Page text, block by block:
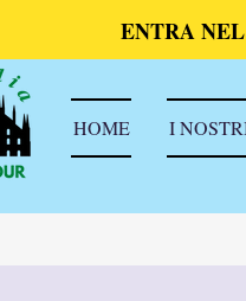
ENTRA
HOME I